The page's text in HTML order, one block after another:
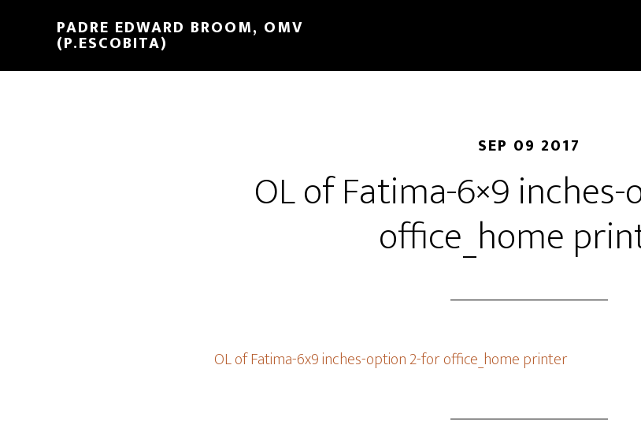
PADRE EDWARD BROOM, OMV
(P.ESCOBITA)
SEP 09 2017
OL of Fatima-6×9
office_home
OL of Fatima-6x9 inches-option 2-for office_home printer